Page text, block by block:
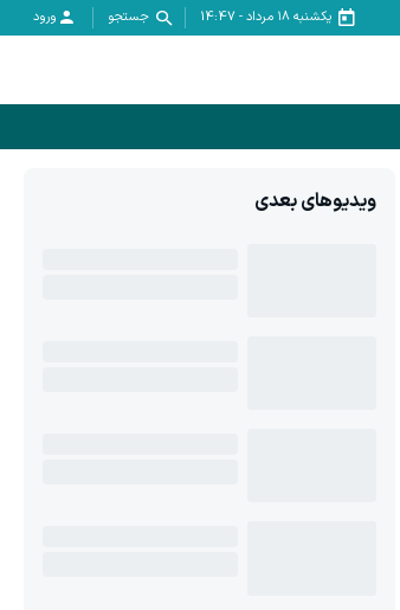
یکشنبه ۱۸ مرداد -
14:47 جستجو ورود
ویدیوهای بعدی